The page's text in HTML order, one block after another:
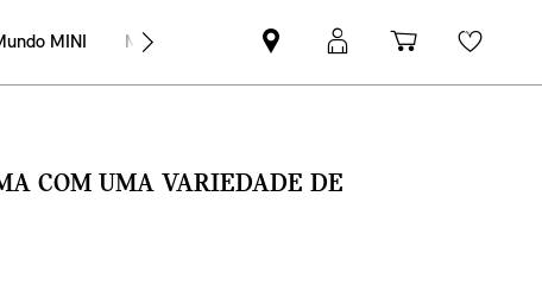
MINI MINI Empresas
Pesquisar
parceiro
Iniciar
sessão
Carrinho
de
COM UMA VARIEDADE DE